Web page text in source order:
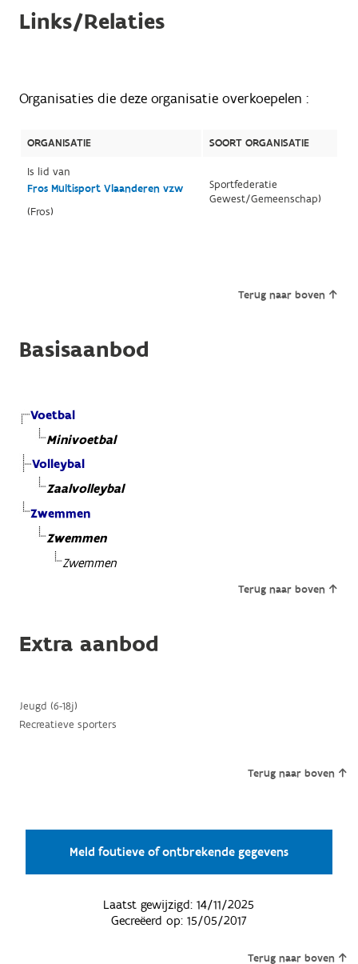
Links/Relaties
Organisaties die deze organisatie overkoepelen :
ORGANISATIE
SOORT ORGANISATIE
Is lid van
Fros Multisport Vlaanderen vzw
(Fros)
Sportfederatie
Gewest/Gemeenschap)
Terug naar boven
Basisaanbod
Voetbal
Minivoetbal
Volleybal
Zaalvolleybal
Zwemmen
Zwemmen
Zwemmen
Terug naar boven
Extra aanbod
Jeugd (6-18j)
Recreatieve sporters
Terug naar boven
Meld foutieve of ontbrekende gegevens
Laatst gewijzigd:14/11/2025
Gecreëerd op: 15/05/2017
Terug naar boven